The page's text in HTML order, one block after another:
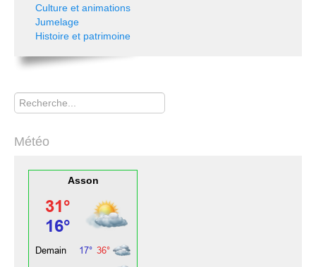
Culture et animations
Jumelage
Histoire et patrimoine
Rechercher
Météo
Asson